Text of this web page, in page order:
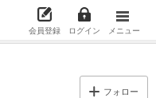
会員登録 ログイン メニュー
フォロー